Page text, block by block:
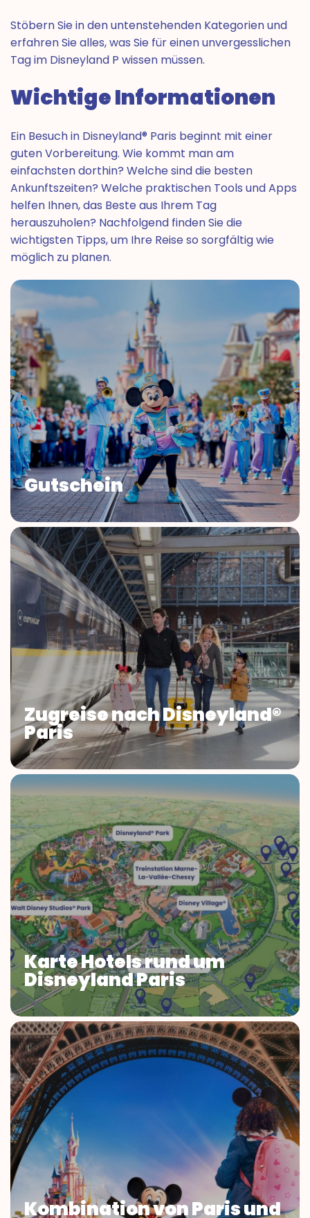
Stöbern Sie in den untenstehenden Kategorien und
erfahren Sie alles, was Sie für einen unvergesslichen
Tag im Disneyland P wissen müssen.
Wichtige Informationen
Ein Besuch in Disneyland® Paris beginnt mit einer
guten Vorbereitung. Wie kommt man am
einfachsten dorthin? Welche sind die besten
Ankunftszeiten? Welche praktischen Tools und Apps
helfen Ihnen, das Beste aus Ihrem Tag
herauszuholen? Nachfolgend finden Sie die
wichtigsten Tipps, um Ihre Reise so sorgfältig wie
möglich zu planen.
Gutschein
Zugreise nach Disneyland®
Paris
Karte Hotels rund um
Disneyland Paris
Kombination von Paris und